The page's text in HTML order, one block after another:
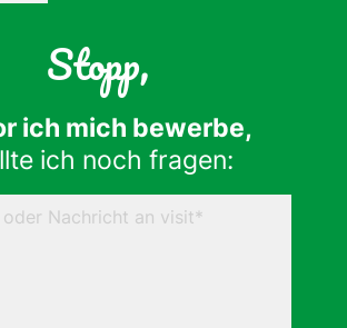
Stopp,
ich mich bewerbe,
ich noch fragen: